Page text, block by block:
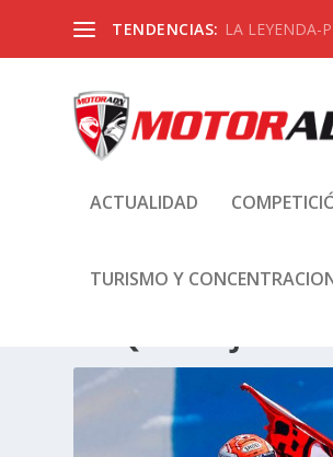
TENDENCIAS: LA LEYENDA-
ACTUALIDAD
TURISMO Y